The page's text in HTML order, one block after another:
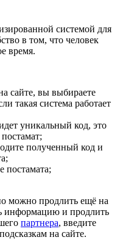
системой для
в том, что человек
время.
сайте, вы выбираете
такая система работает
уникальный код, это
полученный код и
постамата;
можно продлить ещё на
информацию и продлить
партнера, введите
на сайте.